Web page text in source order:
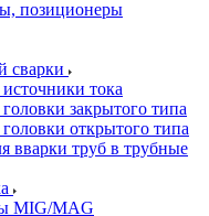
позиционеры
сварки
тока
закрытого типа
открытого типа
вварки труб в трубные
MIG/MAG